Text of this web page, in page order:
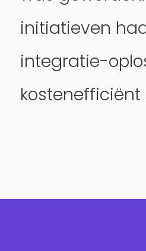
initiatieven
integratie-